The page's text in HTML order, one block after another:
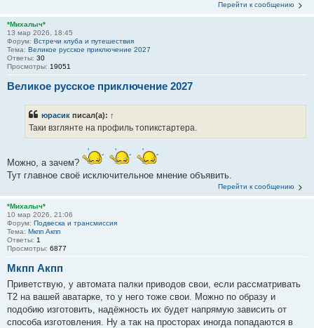
Перейти к сообщению
*Михалыч*
13 мар 2026, 18:45
Форум: Встречи клуба и путешествия
Тема: Великое русское приключение 2027
Ответы: 30
Просмотры: 19051
Великое русское приключение 2027
юрасик писал(а): ↑
Таки взглянте на профиль топикстартера.
Можно, а зачем?
Тут главное своё исключительное мнение объявить.
Перейти к сообщению
*Михалыч*
10 мар 2026, 21:06
Форум: Подвеска и трансмиссия
Тема: Мкпп Акпп
Ответы: 1
Просмотры: 6877
Мкпп Акпп
Приветствую, у автомата палки приводов свои, если рассматривать
Т2 на вашей аватарке, то у него тоже свои. Можно по образу и
подобию изготовить, надёжность их будет напрямую зависить от
способа изготовления. Ну а так на просторах иногда попадаются в